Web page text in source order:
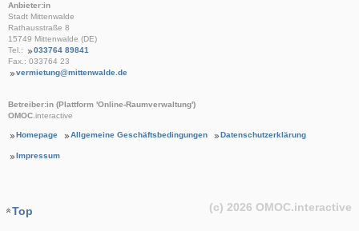
Anbieter:in
Stadt Mittenwalde
Rathausstraße 8
15749 Mittenwalde (DE)
Tel.:
033764 89841
Fax.: 033764 23
vermietung@mittenwalde.de
Betreiber:in (Plattform 'Online-Raumverwaltung')
OMOC.interactive
Homepage Allgemeine Geschäftsbedingungen Datenschutzerklärung
Impressum
Top (c) 2026 OMOC.interactive